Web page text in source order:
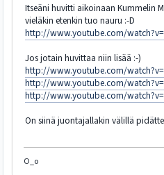
Itseäni huvitti aikoinaan Kummelin
vieläkin etenkin tuo nauru :-D
http://www.youtube.com/
Jos jotain huvittaa niin lisää :-)
http://www.youtube.com/
http://www.youtube.com/
http://www.youtube.com/
On siinä juontajallakin välillä
O_o